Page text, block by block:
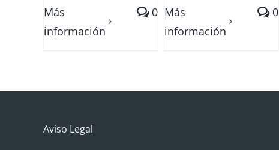
Más
información
0 Más
información
0
Aviso Legal